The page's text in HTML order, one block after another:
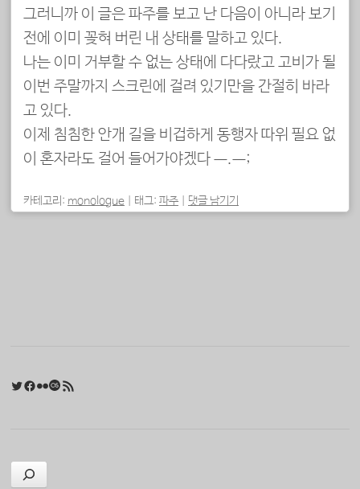
그러니까 이 글은 파주를 보고 난 다음이 아니라 보기
전에 이미 꽂혀 버린 내 상태를 말하고 있다.
나는 이미 거부할 수 없는 상태에 다다랐고 고비가 될
이번 주말까지 스크린에 걸려 있기만을 간절히 바라
고 있다.
이제 침침한 안개 길을 비겁하게 동행자 따위 필요 없
이 혼자라도 걸어 들어가야겠다 ㅡ.ㅡ;
카테고리: monologue 태그: 파주 댓글 남기기
Twitter
Facebook
FlickrLast.fm
검색